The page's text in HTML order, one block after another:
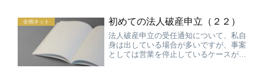
しては解除することを考え...
全倒ネット 初めての法人破産申立（２２）
法人破産申立の受任通知について、私自
身は出している場合が多いですが、事案
としては営業を停止しているケースが圧